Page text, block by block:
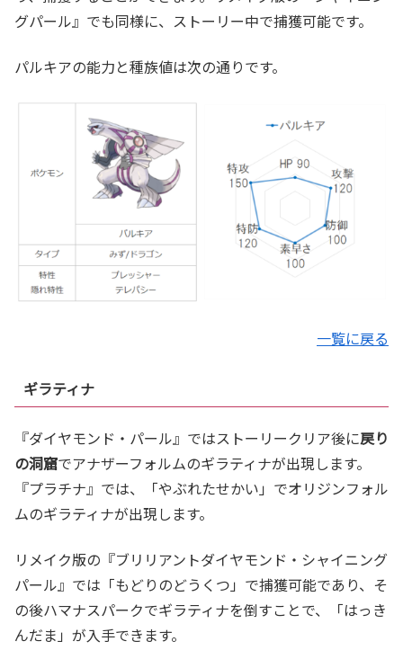
グパール』でも同様に、ストーリー中で捕獲可能です。
パルキアの能力と種族値は次の通りです。
一覧に戻る
ギラティナ
『ダイヤモンド・パール』ではストーリークリア後に戻り
の洞窟でアナザーフォルムのギラティナが出現します。
『プラチナ』では、「やぶれたせかい」でオリジンフォル
ムのギラティナが出現します。
リメイク版の『ブリリアントダイヤモンド・シャイニング
パール』では「もどりのどうくつ」で捕獲可能であり、そ
の後ハマナスパークでギラティナを倒すことで、「はっき
んだま」が入手できます。